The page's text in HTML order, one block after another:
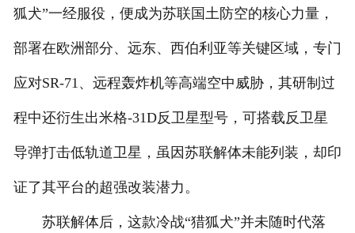
狐犬”一经服役，便成为苏联国土防空的核心力量，
部署在欧洲部分、远东、西伯利亚等关键区域，专门
应对SR-71、远程轰炸机等高端空中威胁，其研制过
程中还衍生出米格-31D反卫星型号，可搭载反卫星
导弹打击低轨道卫星，虽因苏联解体未能列装，却印
证了其平台的超强改装潜力。
苏联解体后，这款冷战“猎狐犬”并未随时代落